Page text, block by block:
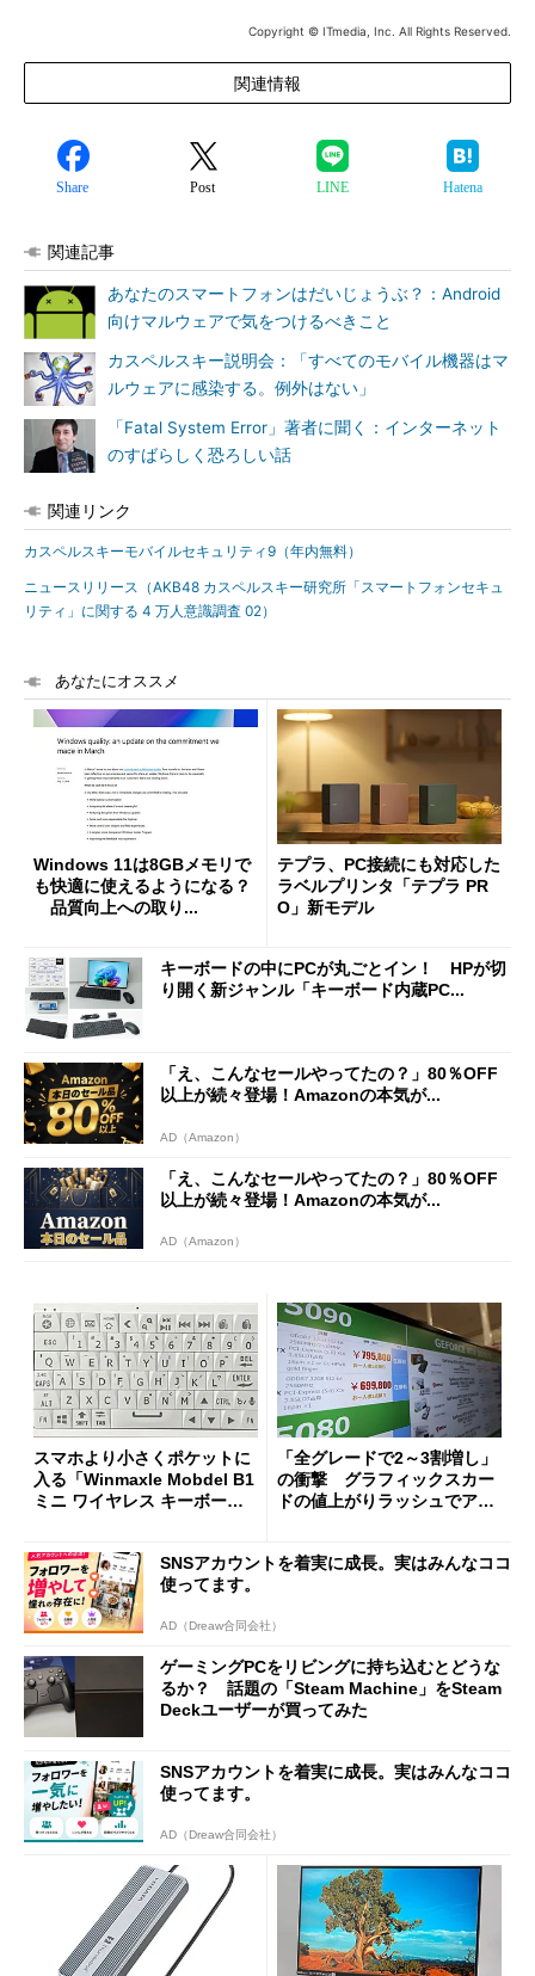
Copyright © ITmedia, Inc. All Rights Reserved.
関連情報
Share Post LINE Hatena
関連記事
あなたのスマートフォンはだいじょうぶ？：Android
向けマルウェアで気をつけるべきこと
カスペルスキー説明会：「すべてのモバイル機器はマ
ルウェアに感染する。例外はない」
「Fatal System Error」著者に聞く：インターネット
のすばらしく恐ろしい話
関連リンク
カスペルスキーモバイルセキュリティ9（年内無料）
ニュースリリース（AKB48 カスペルスキー研究所「スマートフォンセキュ
リティ」に関する 4 万人意識調査 02）
あなたにオススメ
Windows 11は8GBメモリで
も快適に使えるようになる？
品質向上への取り...
テプラ、PC接続にも対応した
ラベルプリンタ「テプラ PR
O」新モデル
キーボードの中にPCが丸ごとイン！ HPが切
り開く新ジャンル「キーボード内蔵PC...
「え、こんなセールやってたの？」80％OFF
以上が続々登場！Amazonの本気が...
AD（Amazon）
「え、こんなセールやってたの？」80％OFF
以上が続々登場！Amazonの本気が...
AD（Amazon）
スマホより小さくポケットに
入る「Winmaxle Mobdel B1
ミニ ワイヤレス キーボー
「全グレードで2～3割増し」
の衝撃 グラフィックスカー
ドの値上がりラッシュでアキ
SNSアカウントを着実に成長。実はみんなココ
使ってます。
AD（Dreaw合同会社）
ゲーミングPCをリビングに持ち込むとどうな
るか？ 話題の「Steam Machine」をSteam
Deckユーザーが買ってみた
SNSアカウントを着実に成長。実はみんなココ
使ってます。
AD（Dreaw合同会社）